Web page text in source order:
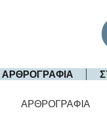
ΑΡΘΡΟΓΡΑΦΙΑ
ΑΡΘΡΟΓΡΑΦΙΑ